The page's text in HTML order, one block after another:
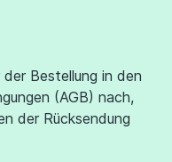
Bestellung in den
(AGB) nach,
der Rücksendung